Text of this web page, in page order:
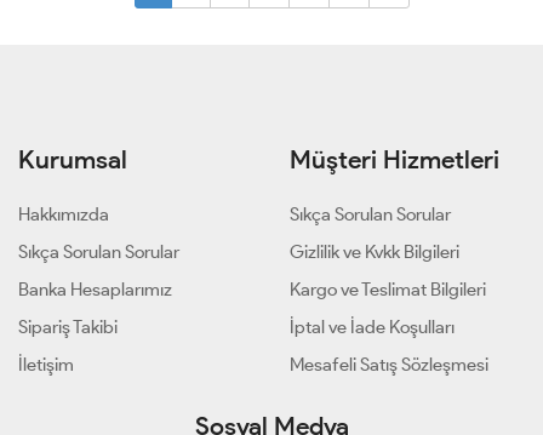
Kurumsal
Hakkımızda
Sıkça Sorulan Sorular
Banka Hesaplarımız
Sipariş Takibi
İletişim
Müşteri Hizmetleri
Sıkça Sorulan Sorular
Gizlilik ve Kvkk Bilgileri
Kargo ve Teslimat Bilgileri
İptal ve İade Koşulları
Mesafeli Satış Sözleşmesi
Sosyal Medya